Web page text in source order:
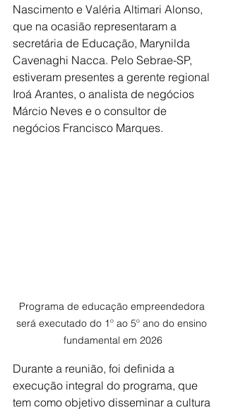
Nascimento e Valéria Altimari Alonso,
que na ocasião representaram a
secretária de Educação, Marynilda
Cavenaghi Nacca. Pelo Sebrae-SP,
estiveram presentes a gerente regional
Iroá Arantes, o analista de negócios
Márcio Neves e o consultor de
negócios Francisco Marques.
Programa de educação empreendedora
será executado do 1º ao 5º ano do ensino
fundamental em 2026
Durante a reunião, foi definida a
execução integral do programa, que
tem como objetivo disseminar a cultura